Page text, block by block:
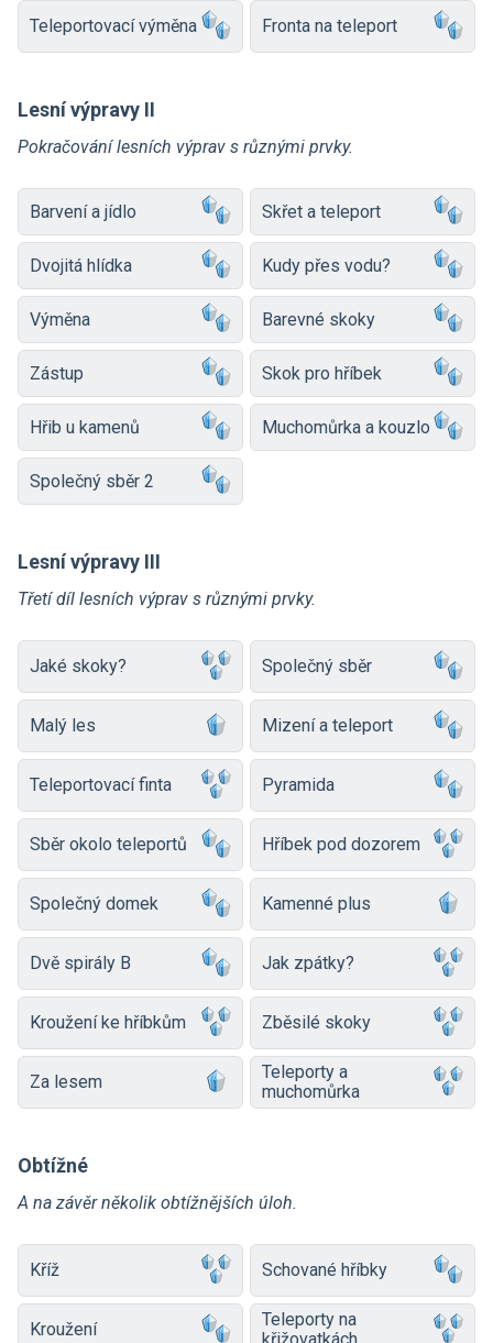
Teleportovací výměna Fronta na teleport
Lesní výpravy II
Pokračování lesních výprav s různými prvky.
Barvení a jídlo Skřet a teleport
Dvojitá hlídka Kudy přes vodu?
Výměna Barevné skoky
Zástup Skok pro hříbek
Hřib u kamenů Muchomůrka a kouzlo
Společný sběr 2
Lesní výpravy III
Třetí díl lesních výprav s různými prvky.
Jaké skoky? Společný sběr
Malý les Mizení a teleport
Teleportovací finta Pyramida
Sběr okolo teleportů Hříbek pod dozorem
Společný domek Kamenné plus
Dvě spirály B Jak zpátky?
Kroužení ke hříbkům Zběsilé skoky
Za lesem
Teleporty a
muchomůrka
Obtížné
A na závěr několik obtížnějších úloh.
Kříž Schované hříbky
Kroužení
Teleporty na